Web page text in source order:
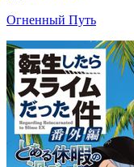
Огненный Путь